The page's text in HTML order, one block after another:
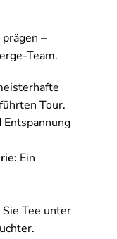
–
Team.
Tour.
Entspannung
Ein
Tee unter